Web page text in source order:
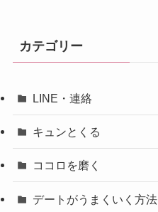
カテゴリー
LINE・連絡
キュンとくる
ココロを磨く
デートがうまくいく方法